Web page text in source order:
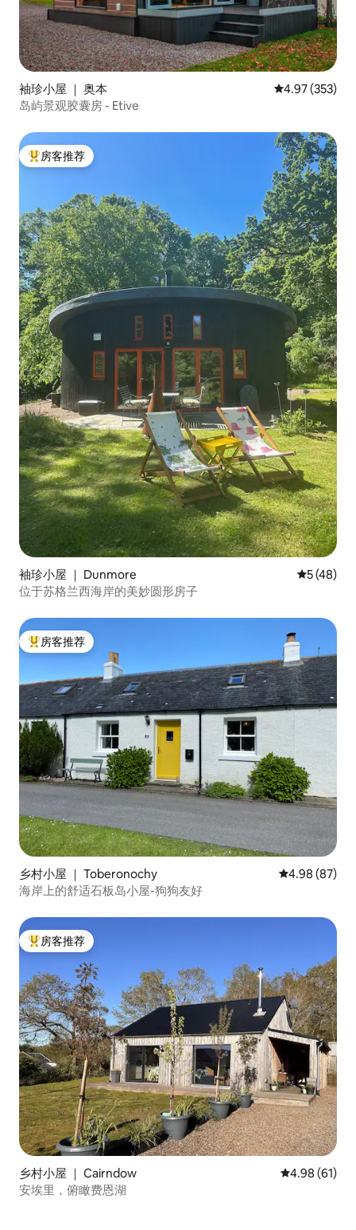
袖珍小屋 ｜ 奥本 平均评分 4.97
4.97 (353)
岛屿景观胶囊房 - Etive
热门「房客推荐」
房客推荐
袖珍小屋 ｜ Dunmore 平均评分
5 (48)
位于苏格兰西海岸的美妙圆形房子
热门「房客推荐」
房客推荐
乡村小屋 ｜ Toberonochy 平均评分 4.98
4.98 (87)
海岸上的舒适石板岛小屋-狗狗友好
热门「房客推荐」
房客推荐
乡村小屋 ｜ Cairndow 平均评分
4.98 (61)
安埃里，俯瞰费恩湖